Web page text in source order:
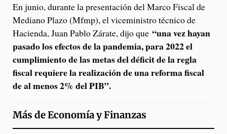
En junio, durante la presentación del Marco Fiscal de
Mediano Plazo (Mfmp), el viceministro técnico de
Hacienda, Juan Pablo Zárate, dijo que “una vez hayan
pasado los efectos de la pandemia, para 2022 el
cumplimiento de las metas del déficit de la regla
fiscal requiere la realización de una reforma fiscal
de al menos 2% del PIB”.
Más deEconomía y Finanzas